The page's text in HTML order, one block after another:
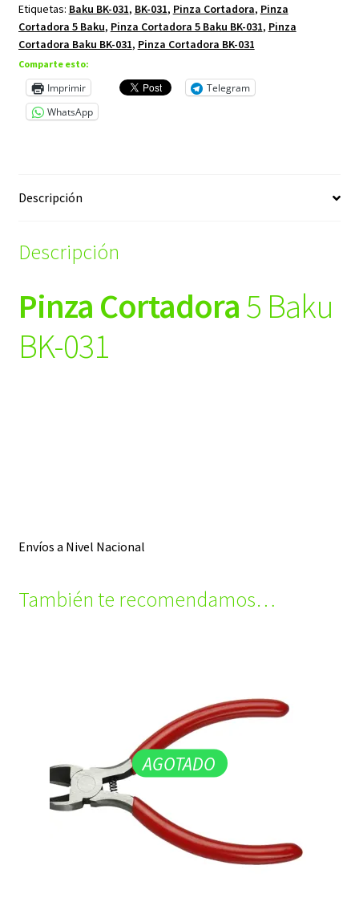
Etiquetas: Baku BK-031, BK-031, Pinza Cortadora, Pinza
Cortadora 5 Baku, Pinza Cortadora 5 Baku BK-031, Pinza
Cortadora Baku BK-031, Pinza Cortadora BK-031
Comparte esto:
Imprimir
Telegram
WhatsApp
Descripción
Descripción
Pinza Cortadora5 Baku
BK-031
Envíos a Nivel Nacional
También te recomendamos…
AGOTADO